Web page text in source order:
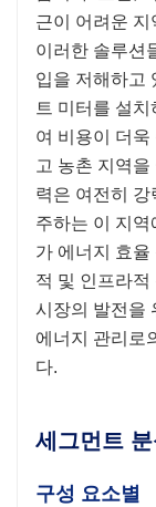
근이 어려운
이러한 솔루션
입을 저해하고
트 미터를 설
여 비용이 더
고 농촌 지역
력은 여전히 ​​강
주하는 이 지
가 에너지 효율
적 및 인프라적
시장의 발전을
에너지 관리로
다.
세그먼트 분
구성 요소별